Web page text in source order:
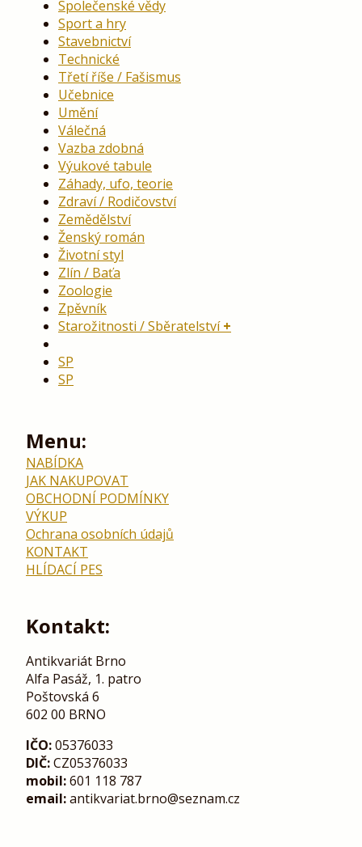
Společenské vědy
Sport a hry
Stavebnictví
Technické
Třetí říše / Fašismus
Učebnice
Umění
Válečná
Vazba zdobná
Výukové tabule
Záhady, ufo, teorie
Zdraví / Rodičovství
Zemědělství
Ženský román
Životní styl
Zlín / Baťa
Zoologie
Zpěvník
Starožitnosti / Sběratelství
SP
SP
Menu:
NABÍDKA
JAK NAKUPOVAT
OBCHODNÍ PODMÍNKY
VÝKUP
Ochrana osobních údajů
KONTAKT
HLÍDACÍ PES
Kontakt:
Antikvariát Brno
Alfa Pasáž, 1. patro
Poštovská 6
602 00 BRNO
IČO:05376033
DIČ:CZ05376033
mobil:601 118 787
email:antikvariat.brno@seznam.cz